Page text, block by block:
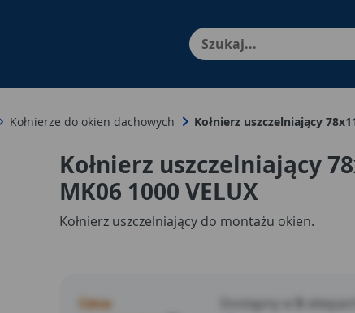
Menu Produktów, nawigacja: Enter - przejdź do
Kołnierze do okien dachowych Kołnierz uszczelniający
Kołnierz uszczelniający
MK06 1000 VELUX
Kołnierz uszczelniający do montażu okien.
Cena
Dostępny w
sklepach